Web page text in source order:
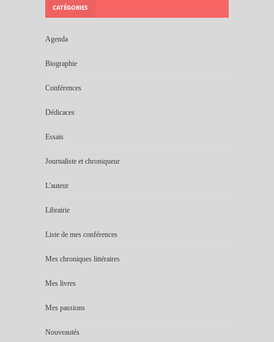
CATÉGORIES
Agenda
Biographie
Conférences
Dédicaces
Essais
Journaliste et chroniqueur
L'auteur
Librairie
Liste de mes conférences
Mes chroniques littéraires
Mes livres
Mes passions
Nouveautés